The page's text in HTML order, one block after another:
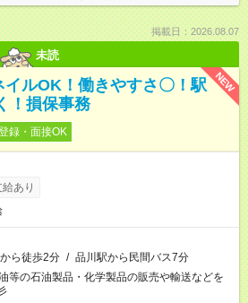
掲載日：2026.08.07
未読
NEW
イルOK！働きやすさ〇！駅
！損保事務
録・面接OK
あり
から徒歩2分 / 品川駅から民間バス7分
等の石油製品・化学製品の販売や輸送などを